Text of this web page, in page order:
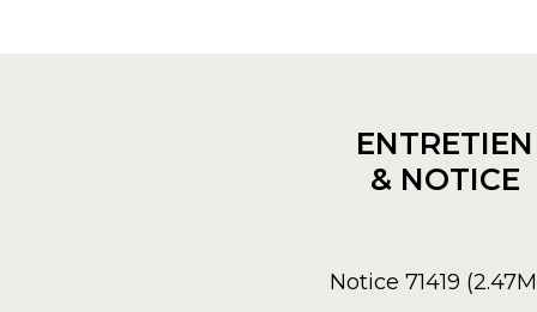
ENTRETIEN
& NOTICE
Notice 71419